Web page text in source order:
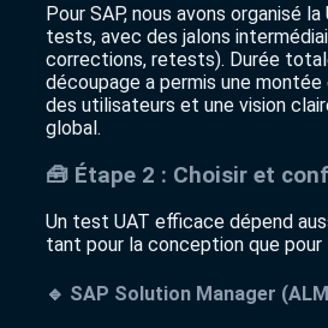
Pour SAP, nous avons organisé
tests, avec des jalons
corrections, retests). Durée
découpage a permis une
des utilisateurs et une vision
global.
🧰 Étape 2 : Choisir et
Un test UAT efficace dépend
tant pour la conception que pour
🔹 SAP Solution Manager